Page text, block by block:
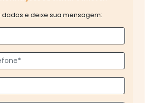
dados e deixe sua mensagem: